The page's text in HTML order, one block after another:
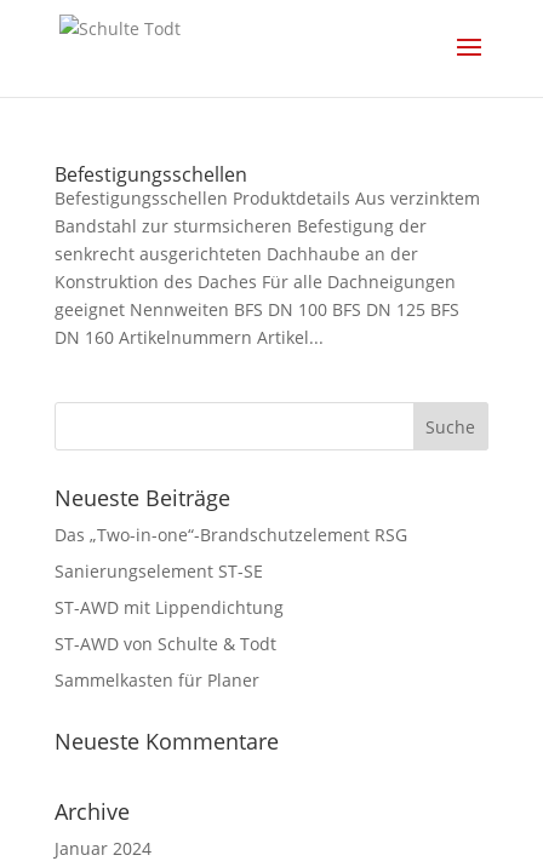
Befestigungsschellen
Befestigungsschellen Produktdetails Aus verzinktem
Bandstahl zur sturmsicheren Befestigung der
senkrecht ausgerichteten Dachhaube an der
Konstruktion des Daches Für alle Dachneigungen
geeignet Nennweiten BFS DN 100 BFS DN 125 BFS
DN 160 Artikelnummern Artikel...
Neueste Beiträge
Das „Two-in-one“-Brandschutzelement RSG
Sanierungselement ST-SE
ST-AWD mit Lippendichtung
ST-AWD von Schulte & Todt
Sammelkasten für Planer
Neueste Kommentare
Archive
Januar 2024